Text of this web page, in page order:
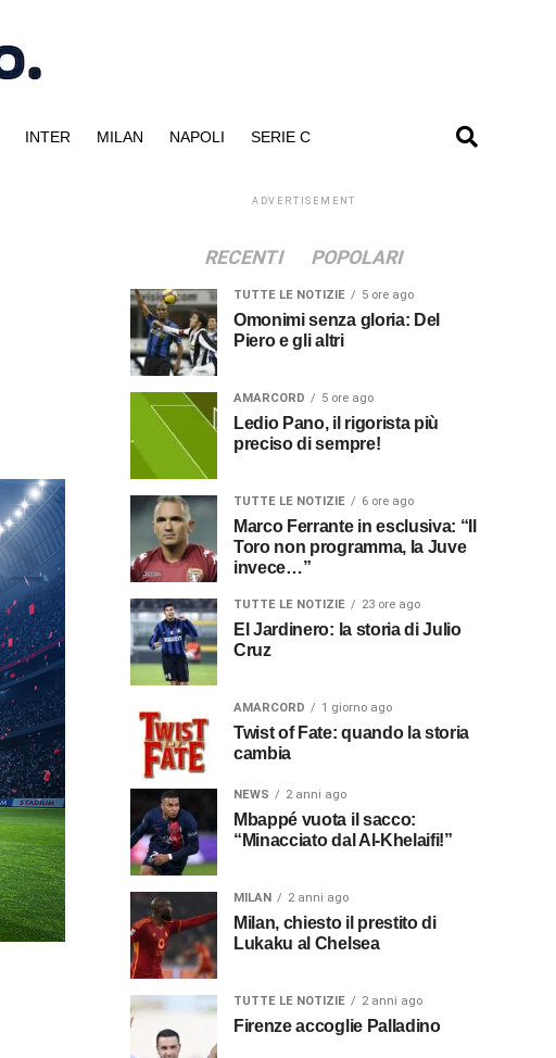
INTER MILAN NAPOLI SERIE C
ADVERTISEMENT
RECENTI POPOLARI
TUTTE LE NOTIZIE 5 ore ago
Omonimi senza gloria: Del
Piero e gli altri
AMARCORD 5 ore ago
Ledio Pano, il rigorista più
preciso di sempre!
TUTTE LE NOTIZIE 6 ore ago
Marco Ferrante in esclusiva: “Il
Toro non programma, la Juve
invece…”
TUTTE LE NOTIZIE 23 ore ago
El Jardinero: la storia di Julio
Cruz
AMARCORD 1 giorno ago
Twist of Fate: quando la storia
cambia
NEWS 2 anni ago
Mbappé vuota il sacco:
“Minacciato dal Al-Khelaifi!”
MILAN 2 anni ago
Milan, chiesto il prestito di
Lukaku al Chelsea
TUTTE LE NOTIZIE 2 anni ago
Firenze accoglie Palladino